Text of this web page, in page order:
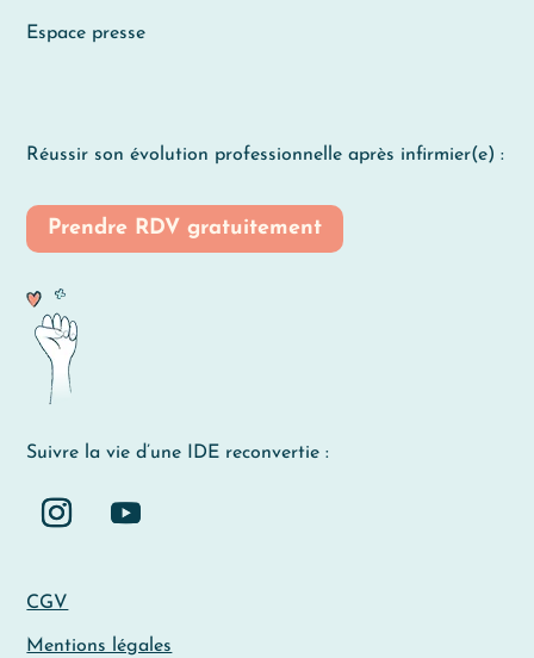
Espace presse
Réussir son évolution professionnelle après infirmier(e) :
Prendre RDV gratuitement
Suivre la vie d’une IDE reconvertie :
CGV
Mentions légales